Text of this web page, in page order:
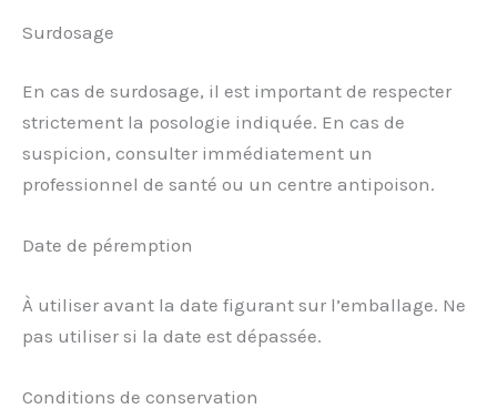
Surdosage
En cas de surdosage, il est important de respecter
strictement la posologie indiquée. En cas de
suspicion, consulter immédiatement un
professionnel de santé ou un centre antipoison.
Date de péremption
À utiliser avant la date figurant sur l’emballage. Ne
pas utiliser si la date est dépassée.
Conditions de conservation